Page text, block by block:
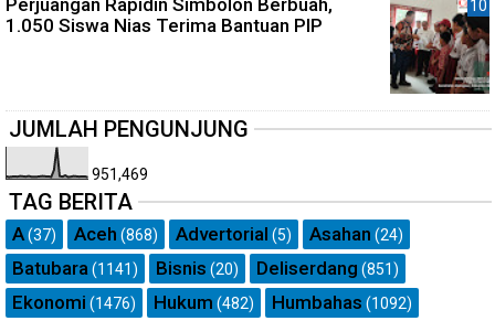
1.050 Siswa Nias Terima Bantuan PIP
JUMLAH PENGUNJUNG
951,469
TAG BERITA
A(37) Aceh (868) Advertorial (5) Asahan (24)
Batubara (1141) Bisnis (20) Deliserdang (851)
Ekonomi (1476) Hukum (482) Humbahas (1092)